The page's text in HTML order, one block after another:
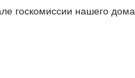
госкомиссии нашего дома.